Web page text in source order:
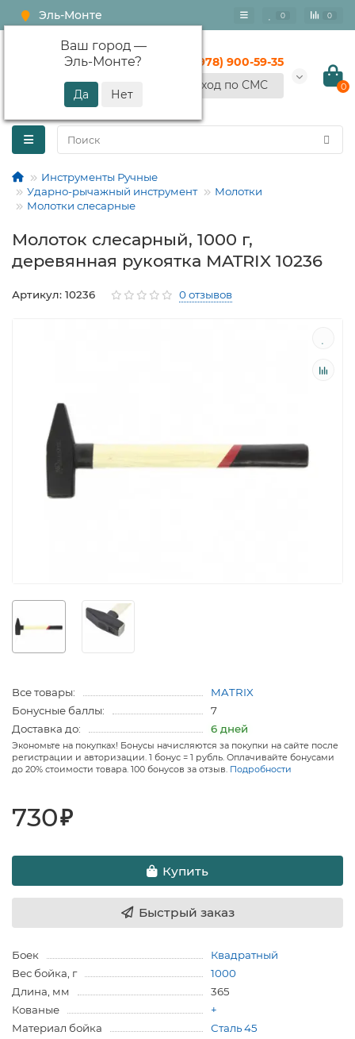
Эль-Монте
Ваш город —
Эль-Монте?
0 0
+7 (978) 900-59-35
Вход по СМС
0
Инструменты Ручные
Ударно-рычажный инструмент
Молотки
Молотки слесарные
Молоток слесарный, 1000 г,
деревянная рукоятка MATRIX 10236
Артикул: 10236 0 отзывов
Все товары:
MATRIX
Бонусные баллы:
7
Доставка до:
6 дней
Экономьте на покупках! Бонусы начисляются за покупки на сайте после
регистрации и авторизации. 1 бонус = 1 рубль. Оплачивайте бонусами
до 20% стоимости товара. 100 бонусов за отзыв. Подробности
730₽
Купить
Быстрый заказ
Боек
Квадратный
Вес бойка, г
1000
Длина, мм
365
Кованые
+
Материал бойка
Сталь 45